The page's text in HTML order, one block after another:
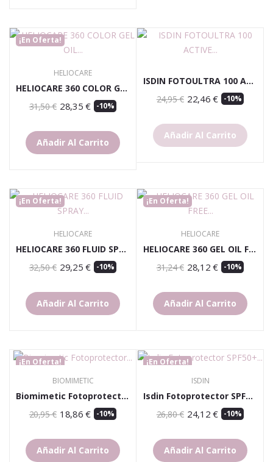
¡En Oferta!
HELIOCARE
HELIOCARE 360 COLOR GEL OIL FREE BEIGE
31,50 € 28,35 € -10%
Añadir Al Carrito
ISDIN FOTOULTRA 100 ACTIVE UNIFY FUSIONFLUID 50M
24,95 € 22,46 € -10%
Añadir Al Carrito
¡En Oferta!
HELIOCARE
HELIOCARE 360 FLUID SPRAY SPF 50 250ML
32,50 € 29,25 € -10%
Añadir Al Carrito
¡En Oferta!
HELIOCARE
HELIOCARE 360 GEL OIL FREE SPF 50 50 ML
31,24 € 28,12 € -10%
Añadir Al Carrito
¡En Oferta!
BIOMIMETIC
Biomimetic Fotoprotector Color Protect & Repair...
20,95 € 18,86 € -10%
Añadir Al Carrito
¡En Oferta!
ISDIN
Isdin Fotoprotector SPF50+ Fusion Water Color...
26,80 € 24,12 € -10%
Añadir Al Carrito